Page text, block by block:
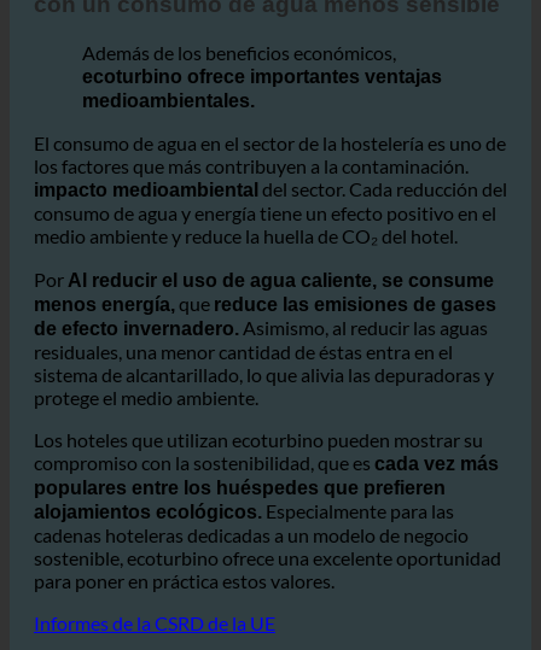
con un consumo de agua menos sensible
Además de los beneficios económicos,
ecoturbino ofrece importantes ventajas
medioambientales.
El consumo de agua en el sector de la hostelería es uno de
los factores que más contribuyen a la contaminación.
impacto medioambiental del sector. Cada reducción del
consumo de agua y energía tiene un efecto positivo en el
medio ambiente y reduce la huella de CO₂ del hotel.
PorAl reducir el uso de agua caliente, se consume
menos energía,que reduce las emisiones de gases
de efecto invernadero.Asimismo, al reducir las aguas
residuales, una menor cantidad de éstas entra en el
sistema de alcantarillado, lo que alivia las depuradoras y
protege el medio ambiente.
Los hoteles que utilizan ecoturbino pueden mostrar su
compromiso con la sostenibilidad, que escada vez más
populares entre los huéspedes que prefieren
alojamientos ecológicos.Especialmente para las
cadenas hoteleras dedicadas a un modelo de negocio
sostenible, ecoturbino ofrece una excelente oportunidad
para poner en práctica estos valores.